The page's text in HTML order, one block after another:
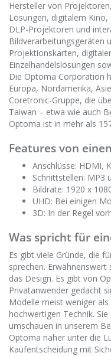
Hersteller von
Lösungen, digitalem
DLP-Projektoren und
Bildverarbeitungsgeräten
Projektionskarten,
Einzelhandelslösungen
Die Optoma Corporation
Europa, Nordamerika,
Coretronic-Gruppe, die
Taiwan – etwa wie auch
Optoma ist in mehr als
Features von
Anschlüsse: HDMI,
Schnittstellen: MP3
Bildrate: 1920 x
UHD: Bei einigen
3D: In der Regel
Was spricht für
Es gibt viele Gründe, die
sprechen. Erwähnenswert
das Design. Es gibt von
Privatanwender gedacht
Modelle meist weniger
hochwertigen Technik.
umschauen in unserem
Optoma näher unter die
Kaufentscheidung mit